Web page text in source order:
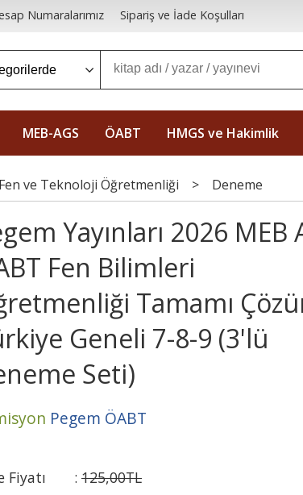
Numaralarımız Sipariş ve İade Koşulları
MEB-AGS ÖABT HMGS ve Hakimlik
ve Teknoloji Öğretmenliği > Deneme
Yayınları 2026 MEB
Fen Bilimleri
Tamamı
Geneli 7-8-9 (3'lü
Seti)
Pegem ÖABT
Fiyatı : 125,00TL